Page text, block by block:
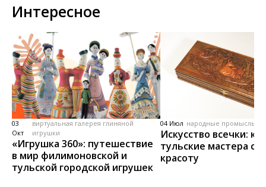
Интересное
03
Окт
виртуальная галерея глиняной
игрушки
«Игрушка 360»: путешествие
в мир филимоновской и
тульской городской игрушек
04 Июл народные промыслы,
Искусство всечки: как
тульские мастера
красоту